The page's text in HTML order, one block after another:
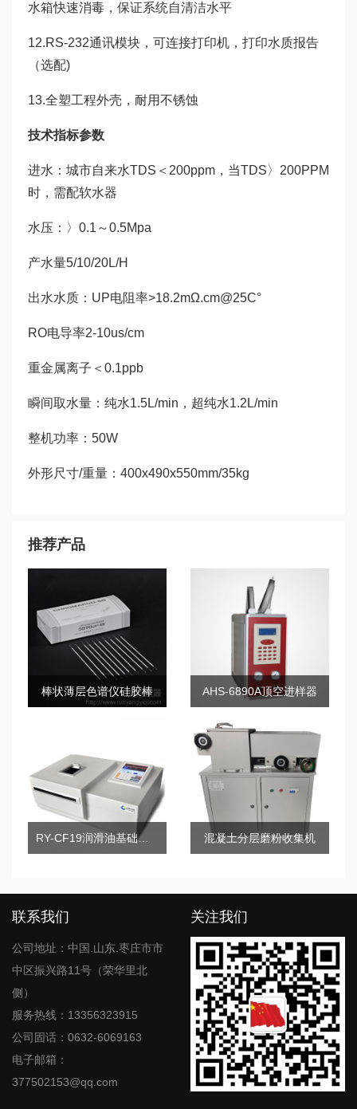
水箱快速消毒，保证系统自清洁水平
12.RS-232通讯模块，可连接打印机，打印水质报告
（选配)
13.全塑工程外壳，耐用不锈蚀
技术指标参数
进水：城市自来水TDS＜200ppm，当TDS〉200PPM
时，需配软水器
水压：〉0.1～0.5Mpa
产水量5/10/20L/H
出水水质：UP电阻率>18.2mΩ.cm@25C°
RO电导率2-10us/cm
重金属离子＜0.1ppb
瞬间取水量：纯水1.5L/min，超纯水1.2L/min
整机功率：50W
外形尺寸/重量：400x490x550mm/35kg
推荐产品
棒状薄层色谱仪硅胶棒 AHS-6890A顶空进样器
RY-CF19润滑油基础油化学族组成测定棒状薄层色谱仪 混凝土分层磨粉收集机
联系我们
公司地址：中国.山东.枣庄市市
中区振兴路11号（荣华里北
侧）
服务热线：13356323915
公司固话：0632-6069163
电子邮箱：
377502153@qq.com
关注我们